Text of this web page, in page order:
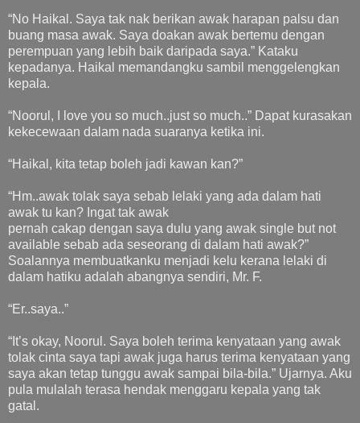
“No Haikal. Saya tak nak berikan awak harapan palsu dan
buang masa awak. Saya doakan awak bertemu dengan
perempuan yang lebih baik daripada saya.” Kataku
kepadanya. Haikal memandangku sambil menggelengkan
kepala.
“Noorul, I love you so much..just so much..” Dapat kurasakan
kekecewaan dalam nada suaranya ketika ini.
“Haikal, kita tetap boleh jadi kawan kan?”
“Hm..awak tolak saya sebab lelaki yang ada dalam hati
awak tu kan? Ingat tak awak
pernah cakap dengan saya dulu yang awak single but not
available sebab ada seseorang di dalam hati awak?”
Soalannya membuatkanku menjadi kelu kerana lelaki di
dalam hatiku adalah abangnya sendiri, Mr. F.
“Er..saya..”
“It’s okay, Noorul. Saya boleh terima kenyataan yang awak
tolak cinta saya tapi awak juga harus terima kenyataan yang
saya akan tetap tunggu awak sampai bila-bila.” Ujarnya. Aku
pula mulalah terasa hendak menggaru kepala yang tak
gatal.